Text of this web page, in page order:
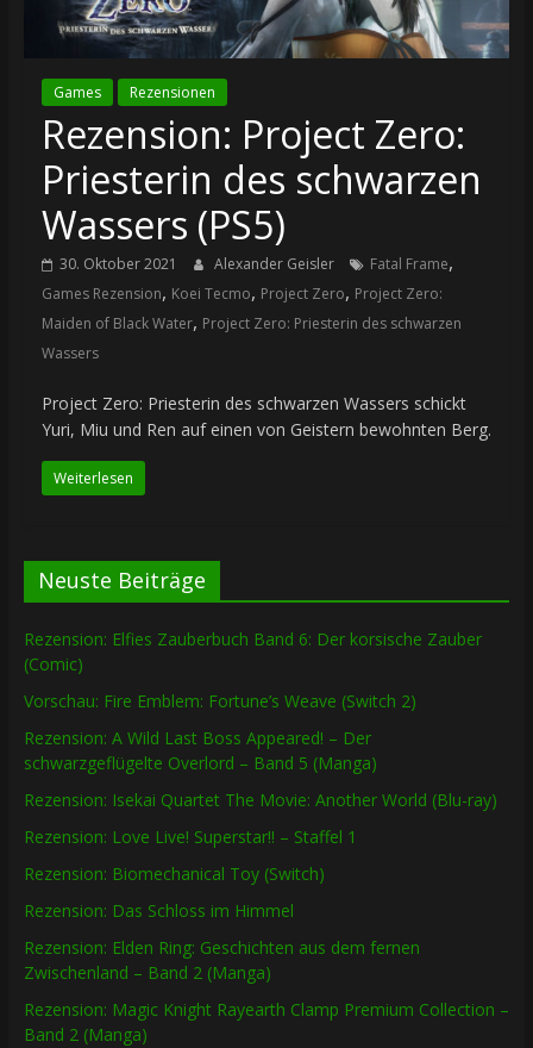
Games Rezensionen
Rezension: Project Zero:
Priesterin des schwarzen
Wassers (PS5)
30. Oktober 2021 Alexander Geisler Fatal Frame,
Games Rezension, Koei Tecmo, Project Zero, Project Zero:
Maiden of Black Water, Project Zero: Priesterin des schwarzen
Wassers
Project Zero: Priesterin des schwarzen Wassers schickt
Yuri, Miu und Ren auf einen von Geistern bewohnten Berg.
Weiterlesen
Neuste Beiträge
Rezension: Elfies Zauberbuch Band 6: Der korsische Zauber
(Comic)
Vorschau: Fire Emblem: Fortune’s Weave (Switch 2)
Rezension: A Wild Last Boss Appeared! – Der
schwarzgeflügelte Overlord – Band 5 (Manga)
Rezension: Isekai Quartet The Movie: Another World (Blu-ray)
Rezension: Love Live! Superstar!! – Staffel 1
Rezension: Biomechanical Toy (Switch)
Rezension: Das Schloss im Himmel
Rezension: Elden Ring: Geschichten aus dem fernen
Zwischenland – Band 2 (Manga)
Rezension: Magic Knight Rayearth Clamp Premium Collection –
Band 2 (Manga)